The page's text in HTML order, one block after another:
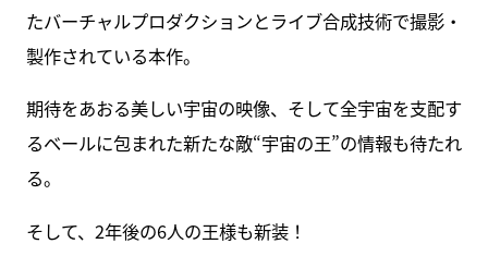
たバーチャルプロダクションとライブ合成技術で撮影・
製作されている本作。
期待をあおる美しい宇宙の映像、そして全宇宙を支配す
るベールに包まれた新たな敵“宇宙の王”の情報も待たれ
る。
そして、2年後の6人の王様も新装！